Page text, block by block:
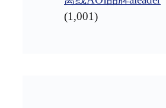
(1,001)